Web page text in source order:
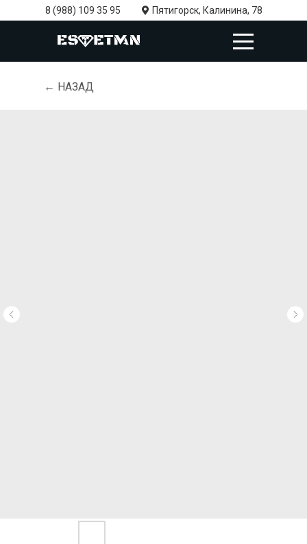
8 (988) 109 35 95 Пятигорск, Калинина, 78
← НАЗАД